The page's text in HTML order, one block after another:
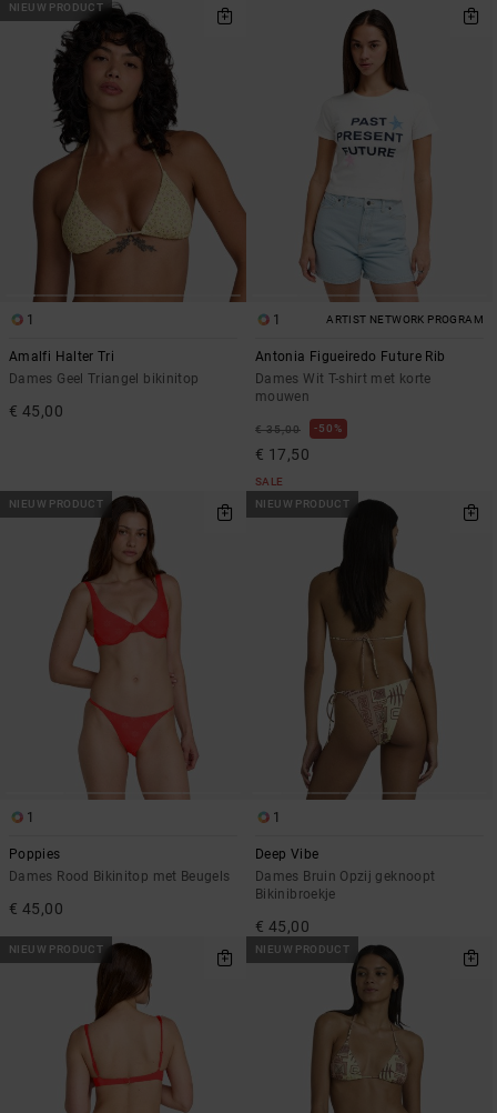
NIEUW PRODUCT
1
Amalfi Halter Tri
Dames Geel Triangel bikinitop
€ 45,00
1 ARTIST NETWORK PROGRAM
Antonia Figueiredo Future Rib
Dames Wit T-shirt met korte
mouwen
€ 35,00 50%
€ 17,50
SALE
NIEUW PRODUCT
1
Poppies
Dames Rood Bikinitop met Beugels
€ 45,00
NIEUW PRODUCT
1
Deep Vibe
Dames Bruin Opzij geknoopt
Bikinibroekje
€ 45,00
NIEUW PRODUCT NIEUW PRODUCT